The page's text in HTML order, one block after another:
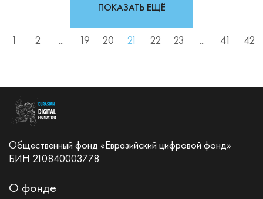
1 2 ... 19 20 21 22 23 ... 41 42
ПОКАЗАТЬ ЕЩЁ
Общественный фонд «Евразийский цифровой фонд»
БИН 210840003778
О фонде